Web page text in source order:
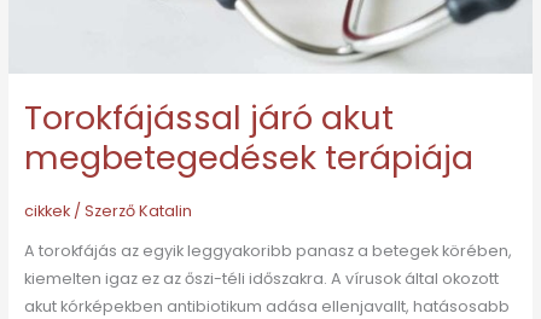
Torokfájással járó akut
megbetegedések terápiája
cikkek/ SzerzőKatalin
A torokfájás az egyik leggyakoribb panasz a betegek körében,
kiemelten igaz ez az őszi-téli időszakra. A vírusok által okozott
akut kórképekben antibiotikum adása ellenjavallt, hatásosabb